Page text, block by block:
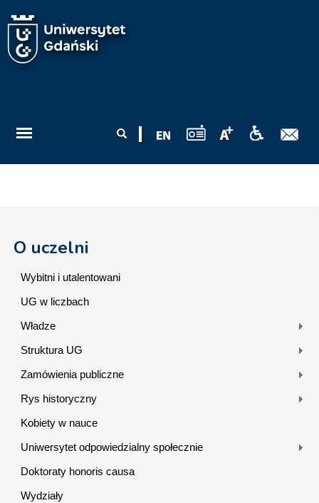
wyszukiwania
O uczelni
Wybitni i utalentowani
UG w liczbach
Władze
Struktura UG
Zamówienia publiczne
Rys historyczny
Kobiety w nauce
Uniwersytet odpowiedzialny społecznie
Doktoraty honoris causa
Wydziały